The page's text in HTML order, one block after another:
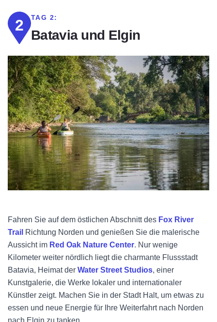
2 TAG 2:
Batavia und Elgin
Fahren Sie auf dem östlichen Abschnitt des Fox River
Trail Richtung Norden und genießen Sie die malerische
Aussicht im Red Oak Nature Center. Nur wenige
Kilometer weiter nördlich liegt die charmante Flussstadt
Batavia, Heimat der Water Street Studios, einer
Kunstgalerie, die Werke lokaler und internationaler
Künstler zeigt. Machen Sie in der Stadt Halt, um etwas zu
essen und neue Energie für Ihre Weiterfahrt nach Norden
nach Elgin zu tanken.